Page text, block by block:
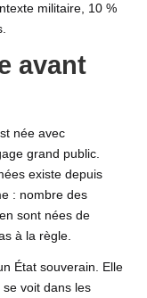
militaire, 10 %
avant
née avec
grand public.
existe depuis
: nombre des
sont nées de
à la règle.
État souverain. Elle
voit dans les